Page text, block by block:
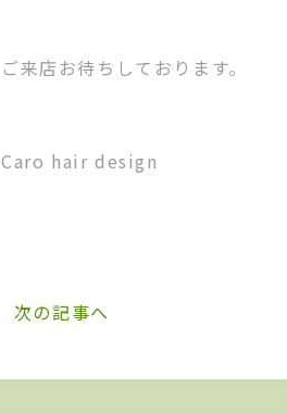
ご来店お待ちしております。
Caro hair design
次の記事へ